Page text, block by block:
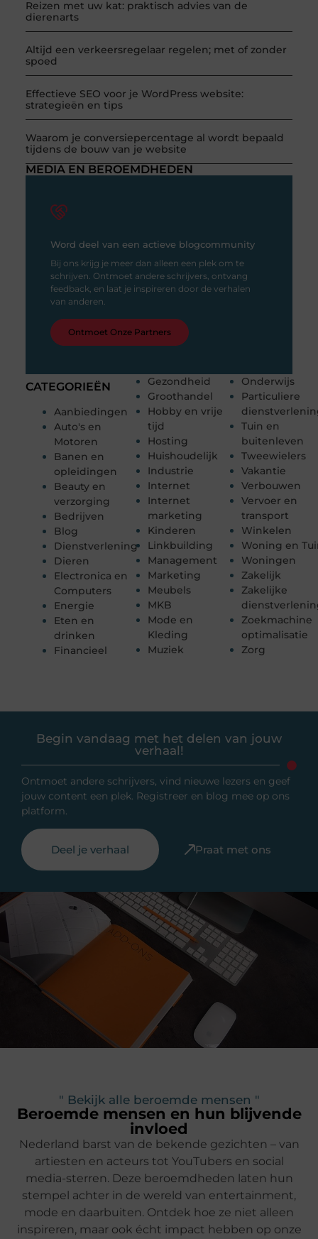
Reizen met uw kat: praktisch advies van de
dierenarts
Altijd een verkeersregelaar regelen; met of zonder
spoed
Effectieve SEO voor je WordPress website:
strategieën en tips
Waarom je conversiepercentage al wordt bepaald
tijdens de bouw van je website
CATEGORIEËN
Aanbiedingen
Auto's en
Motoren
Banen en
opleidingen
Beauty en
verzorging
Bedrijven
Blog
Dienstverlening
Dieren
Electronica en
Computers
Energie
Eten en
drinken
Financieel
Gezondheid
Groothandel
Hobby en vrije
tijd
Hosting
Huishoudelijk
Industrie
Internet
Internet
marketing
Kinderen
Linkbuilding
Management
Marketing
Meubels
MKB
Mode en
Kleding
Muziek
Onderwijs
Particuliere
Tuin en
buitenleven
Tweewielers
Vakantie
Verbouwen
Vervoer en
transport
Winkelen
Woning en
Woningen
Zakelijk
Zakelijke
Zoekmachine
optimalisatie
Zorg
MEDIA EN BEROEMDHEDEN
Word deel van een actieve blogcommunity
Bij ons krijg je meer dan alleen een plek om te
schrijven. Ontmoet andere schrijvers, ontvang
feedback, en laat je inspireren door de verhalen
van anderen.
Ontmoet Onze Partners
Begin vandaag met het delen van jouw
verhaal!
Ontmoet andere schrijvers, vind nieuwe lezers en geef
jouw content een plek. Registreer en blog mee op ons
platform.
Deel je verhaal Praat met ons
" Bekijk alle beroemde mensen "
Beroemde mensen en hun blijvende
invloed
Nederland barst van de bekende gezichten – van
artiesten en acteurs tot YouTubers en social
media-sterren. Deze beroemdheden laten hun
stempel achter in de wereld van entertainment,
mode en daarbuiten. Ontdek hoe ze niet alleen
inspireren, maar ook écht impact hebben op onze